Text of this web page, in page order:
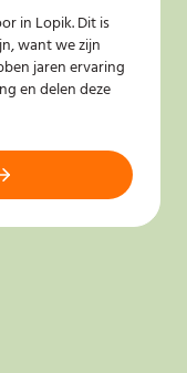
in Lopik. Dit is
want we zijn
jaren ervaring
en delen deze